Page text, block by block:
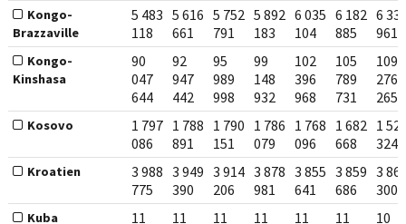
Kongo-
Brazzaville
5 483
118
5 616
661
5 752
791
5 892
183
6 035
104
6 182
885
6
961
Kongo-
Kinshasa
90
047
644
92
947
442
95
989
998
99
148
932
102
396
968
105
789
731
109
276
265
Kosovo
1 797
086
1 788
891
1 790
151
1 786
079
1 768
096
1 682
668
1
324
Kroatien
3 988
775
3 949
390
3 914
206
3 878
981
3 855
641
3 859
686
3
300
Kuba 11 11 11 11 11 11 10